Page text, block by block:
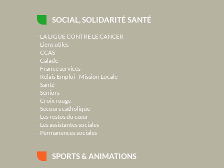
SOCIAL, SOLIDARITÉ SANTÉ
LA LIGUE CONTRE LE CANCER
Liens utiles
CCAS
Calade
France services
Relais Emploi - Mission Locale
Santé
Séniors
Croix rouge
Secours catholique
Les restos du cœur
Les assistantes sociales
Permanences sociales
SPORTS & ANIMATIONS